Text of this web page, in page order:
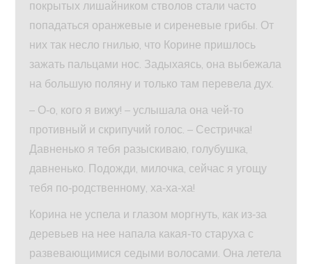
покрытых лишайником стволов стали часто
попадаться оранжевые и сиреневые грибы. От
них так несло гнилью, что Корине пришлось
зажать пальцами нос. Задыхаясь, она выбежала
на большую поляну и только там перевела дух.
– О‑о, кого я вижу! – услышала она чей‑то
противный и скрипучий голос. – Сестричка!
Давненько я тебя разыскиваю, голубушка,
давненько. Подожди, милочка, сейчас я угощу
тебя по‑родственному, ха‑ха‑ха!
Корина не успела и глазом моргнуть, как из‑за
деревьев на нее напала какая‑то старуха с
развевающимися седыми волосами. Она летела